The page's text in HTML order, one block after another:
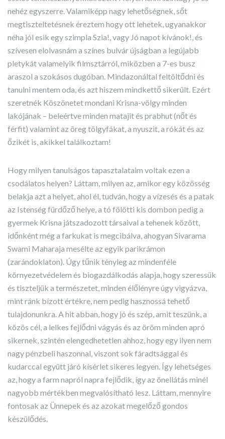
nehéz egyszerre. Valamiképp nagy lehetőségnek, sőt
megtiszteltetésnek éreztem hogy ott lehetek, ugyanakkor
néha jól esik egy szimpla Szia!, vagy Jó napot kívánok!, és
szívesen elolvasnám a színes bulvár újságban a legújabb
pletykát valamelyik filmsztárról, miközben a 7-es busz
araszol a szokásos dugóban. Mindazonáltal feltöltődni és
tanulni mentem oda, és azt hiszem mindkettő sikerült. Ezért
szeretnék Köszönetet mondani Krisna-völgy minden
lakójának – beleértve minden matajit és prabhut (nőt és
férfit) valamint az öreg tölgyfákat, a nyuszit, a rókát és az
őzikét is, akikkel találkoztam!
Hogy milyen tanulságos tapasztalataim voltak ezen a
csodálatos helyen? Láttam, milyen az, amikor egy közösség
belakja azt a helyet, ahol él, tudván, hogy a vízesés és a patak
az Istenség fürdőző helye, a tó fölötti kis dombon pedig a
gyermek Krisna játszadozott társaival a tehenek között,
időnként még a farkukat is megcibálva, ahogyan Sivarama
Swami Maharaja mesélte az egyik parikrámon
(zarándoklaton). Úgy tűnik tényleg az mindenféle
környezetvédelem és biogazdálkodás alapja, hogy szeressük
és tiszteljük a természetet, minden élőlényre úgy vigyázva,
mint ránk bízott értékre, nem pedig hasznossá tehető
tulajdonunkra. A hit abban, hogy jó és szép, amit teszünk, a
közös cél, a lelkes fejlődni vágyás és az öröm minden apró
sikernek, szintén elengedhetetlen ahhoz, hogy egy ilyen nem
nagy pénzbeli haszonnal, viszont sok fáradtsággal és
kudarccal együtt járó kísérlet sikeres legyen. Így lehetséges
az, hogy a farm napról napra fejlődik, így az önellátás minél
nagyobb mértékben megvalósítható lesz. Láttam, mennyire
fontosak az Ünnepek és az azokat megelőző gondos
készülődés.